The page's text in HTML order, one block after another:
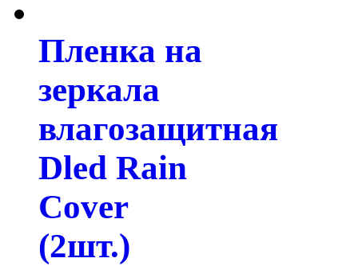
Пленка на
зеркала
влагозащитная
Dled Rain
Cover
(2шт.)